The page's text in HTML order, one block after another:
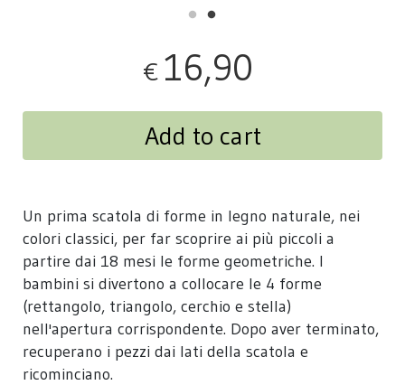
€ 16,90
Add to cart
Un prima scatola di forme in legno naturale, nei
colori classici, per far scoprire ai più piccoli a
partire dai 18 mesi le forme geometriche. I
bambini si divertono a collocare le 4 forme
(rettangolo, triangolo, cerchio e stella)
nell'apertura corrispondente. Dopo aver terminato,
recuperano i pezzi dai lati della scatola e
ricominciano.